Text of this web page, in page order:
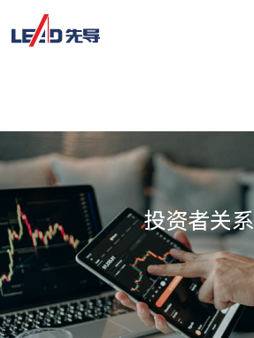
投资者关系